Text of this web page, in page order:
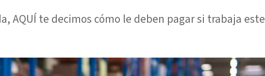
AQUÍ te decimos cómo le deben pagar si trabaja este